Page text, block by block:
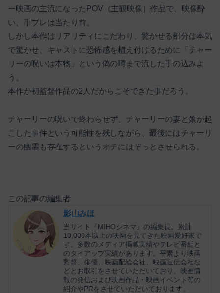
ー映画の主流になったPOV（主観映像）作品で、映像酔
い、手ブレは当たり前。
しかし本作はリアリティにこだわり、驚かせる部分は本気
で驚かせ、キャストに恐怖感を植え付けるために「チャー
リーの呪いは本物」という偽の噂まで流した手の込みよ
う。
本作が初監督作品の2人だからこそできた事だろう。
チャーリーの呪いで終わらせず、チャーリーの妻と娘が起
こした事件という可能性を残しながら、最後にはチャーリ
ーの幽霊も存在するというオチにはぞっとさせられる。
この記事の編集者
影山みほ
当サイト『MIHOシネマ』の編集長。累計
10,000本以上の映画を見てきた映画愛好家で
す。多数のメディア掲載実績やテレビ番組と
のタイアップ実績があります。平素より映画
監督、俳優、映画配給会社、映画宣伝会社な
どとお取引をさせていただいており、映画情
報の発信および映画作品・映画イベント等の
紹介やPRをさせていただいております。